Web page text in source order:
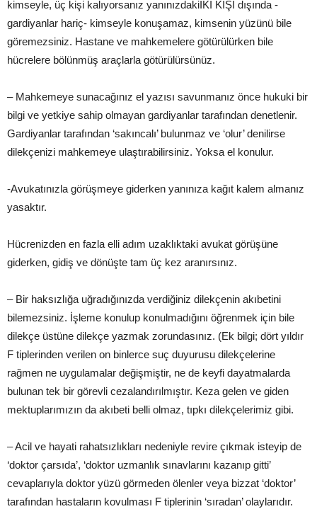
kimseyle, üç kişi kalıyorsanız yanınızdakiİKİ KİŞİ dışında -
gardiyanlar hariç- kimseyle konuşamaz, kimsenin yüzünü bile
göremezsiniz. Hastane ve mahkemelere götürülürken bile
hücrelere bölünmüş araçlarla götürülürsünüz.
– Mahkemeye sunacağınız el yazısı savunmanız önce hukuki bir
bilgi ve yetkiye sahip olmayan gardiyanlar tarafından denetlenir.
Gardiyanlar tarafından ‘sakıncalı’ bulunmaz ve ‘olur’ denilirse
dilekçenizi mahkemeye ulaştırabilirsiniz. Yoksa el konulur.
-Avukatınızla görüşmeye giderken yanınıza kağıt kalem almanız
yasaktır.
Hücrenizden en fazla elli adım uzaklıktaki avukat görüşüne
giderken, gidiş ve dönüşte tam üç kez aranırsınız.
– Bir haksızlığa uğradığınızda verdiğiniz dilekçenin akıbetini
bilemezsiniz. İşleme konulup konulmadığını öğrenmek için bile
dilekçe üstüne dilekçe yazmak zorundasınız. (Ek bilgi; dört yıldır
F tiplerinden verilen on binlerce suç duyurusu dilekçelerine
rağmen ne uygulamalar değişmiştir, ne de keyfi dayatmalarda
bulunan tek bir görevli cezalandırılmıştır. Keza gelen ve giden
mektuplarımızın da akıbeti belli olmaz, tıpkı dilekçelerimiz gibi.
– Acil ve hayati rahatsızlıkları nedeniyle revire çıkmak isteyip de
‘doktor çarsıda’, ‘doktor uzmanlık sınavlarını kazanıp gitti’
cevaplarıyla doktor yüzü görmeden ölenler veya bizzat ‘doktor’
tarafından hastaların kovulması F tiplerinin ‘sıradan’ olaylarıdır.